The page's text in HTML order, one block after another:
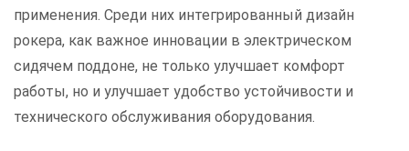
применения. Среди них интегрированный дизайн
рокера, как важное инновации в электрическом
сидячем поддоне, не только улучшает комфорт
работы, но и улучшает удобство устойчивости и
технического обслуживания оборудования.